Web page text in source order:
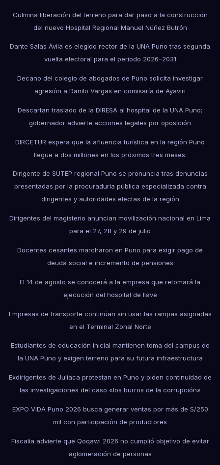
Culmina liberación del terreno para dar paso a la construcción
del nuevo Hospital Regional Manuel Núñez Butrón
Dante Salas Ávila es elegido rector de la UNA Puno tras segunda
vuelta electoral para el periodo 2026–2031
Decano del colegio de abogados de Puno solicita investigar
agresión a Danilo Vargas en comisaría de Ayaviri
Descartan traslado de la DIRESA al hospital de la UNA Puno;
gobernador advierte acciones legales por oposición
DIRCETUR espera que la afluencia turística en la región Puno
llegue a dos millones en los próximos tres meses.
Dirigente de SUTEP regional Puno se pronuncia tras denuncias
presentadas por la procuraduría pública especializada contra
dirigentes y autoridades electas de la región
Dirigentes del magisterio anuncian movilización nacional en Lima
para el 27, 28 y 29 de julio
Docentes cesantes marcharon en Puno para exigir pago de
deuda social e incremento de pensiones
El 14 de agosto se conocerá a la empresa que retomará la
ejecución del hospital de Ilave
Empresas de transporte continúan sin usar las rampas asignadas
en el Terminal Zonal Norte
Estudiantes de educación inicial mantienen toma del campus de
la UNA Puno y exigen terreno para su futura infraestructura
Exdirigentes de Juliaca protestan en Puno y piden continuidad de
las investigaciones del caso «los burros de la corrupción»
EXPO VIDA Puno 2026 busca generar ventas por más de S/250
mil con participación de productores
Fiscalía advierte que Qoqawi 2026 no cumplió objetivo de evitar
aglomeración de personas